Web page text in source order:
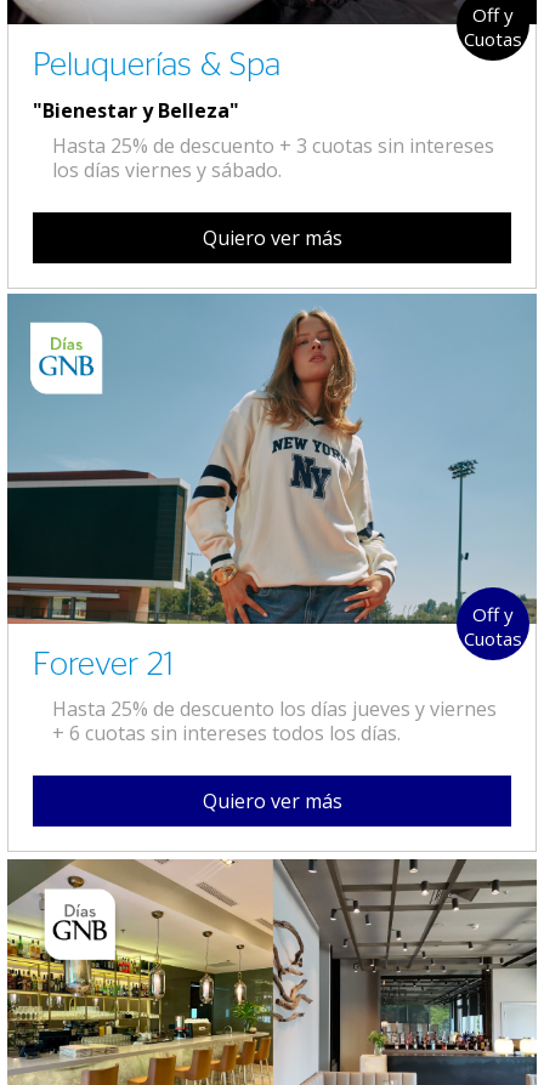
Off y
Cuotas
Peluquerías & Spa
"Bienestar y Belleza"
Hasta 25% de descuento + 3 cuotas sin intereses
los días viernes y sábado.
Quiero ver más
Off y
Cuotas
Forever 21
Hasta 25% de descuento los días jueves y viernes
+ 6 cuotas sin intereses todos los días.
Quiero ver más